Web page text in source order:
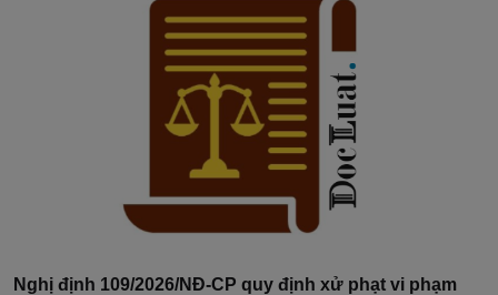
Nghị định 109/2026/NĐ-CP quy định xử phạt vi phạm